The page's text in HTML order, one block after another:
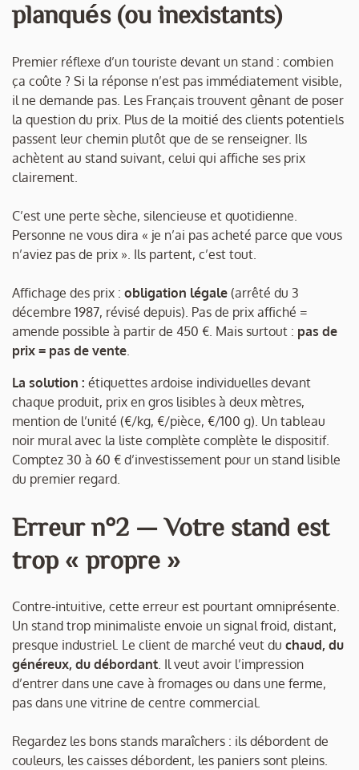
planqués (ou inexistants)
Premier réflexe d’un touriste devant un stand : combien
ça coûte ? Si la réponse n’est pas immédiatement visible,
il ne demande pas. Les Français trouvent gênant de poser
la question du prix. Plus de la moitié des clients potentiels
passent leur chemin plutôt que de se renseigner. Ils
achètent au stand suivant, celui qui affiche ses prix
clairement.
C’est une perte sèche, silencieuse et quotidienne.
Personne ne vous dira « je n’ai pas acheté parce que vous
n’aviez pas de prix ». Ils partent, c’est tout.
Affichage des prix : obligation légale (arrêté du 3
décembre 1987, révisé depuis). Pas de prix affiché =
amende possible à partir de 450 €. Mais surtout : pas de
prix = pas de vente
La solution : étiquettes ardoise individuelles devant
chaque produit, prix en gros lisibles à deux mètres,
mention de l’unité (€/kg, €/pièce, €/100 g). Un tableau
noir mural avec la liste complète complète le dispositif.
Comptez 30 à 60 € d’investissement pour un stand lisible
du premier regard.
Erreur n°2 — Votre stand est
trop « propre »
Contre-intuitive, cette erreur est pourtant omniprésente.
Un stand trop minimaliste envoie un signal froid, distant,
presque industriel. Le client de marché veut du chaud, du
généreux, du débordant. Il veut avoir l’impression
d’entrer dans une cave à fromages ou dans une ferme,
pas dans une vitrine de centre commercial.
Regardez les bons stands maraîchers : ils débordent de
couleurs, les caisses débordent, les paniers sont pleins.